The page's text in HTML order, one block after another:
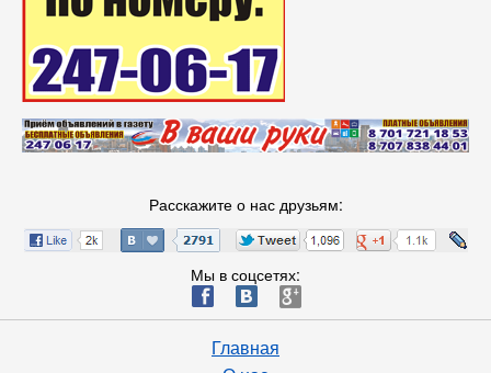
Расскажите о нас друзьям:
Мы в соцсетях:
ä æ è
Главная